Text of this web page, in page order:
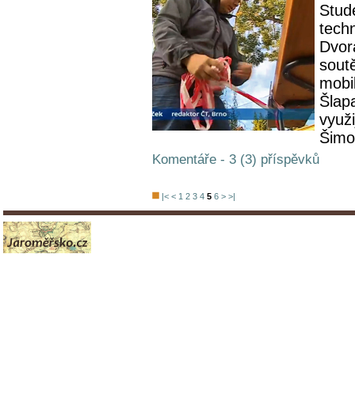
Komentáře - 3 (3) příspěvků
|< < 1 2 3 4 5 6 > >|